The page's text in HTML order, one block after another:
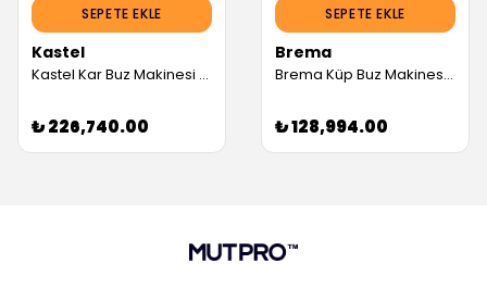
SEPETE EKLE
Kastel
Kastel Kar Buz Makinesi Haznesiz Kapasiteli, 300 Kg/gün (Servis Garantili)
₺ 226,740.00
SEPETE EKLE
Brema
Brema Küp Buz Makinesi, 85 Kg (Servis Garantili)
₺ 128,994.00